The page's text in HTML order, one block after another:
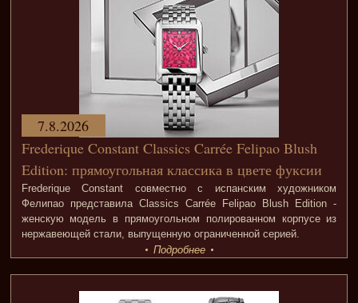
Frederique Constant Classics Carrée Felipao Blush
Edition: прямоугольная классика в цвете фуксии
Frederique Constant совместно с испанским художником
Фелипао представила Classics Carrée Felipao Blush Edition -
женскую модель в прямоугольном полированном корпусе из
нержавеющей стали, выпущенную ограниченной серией.
7.8.2026
Подробнее